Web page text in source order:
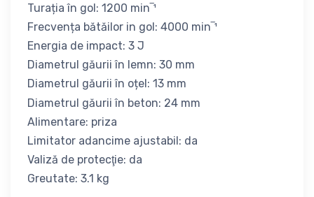
Turația în gol: 1200 min‾¹
Frecvența bătăilor in gol: 4000 min‾¹
Energia de impact: 3 J
Diametrul găurii în lemn: 30 mm
Diametrul găurii în oțel: 13 mm
Diametrul găurii în beton: 24 mm
Alimentare: priza
Limitator adancime ajustabil: da
Valiză de protecţie: da
Greutate: 3.1 kg